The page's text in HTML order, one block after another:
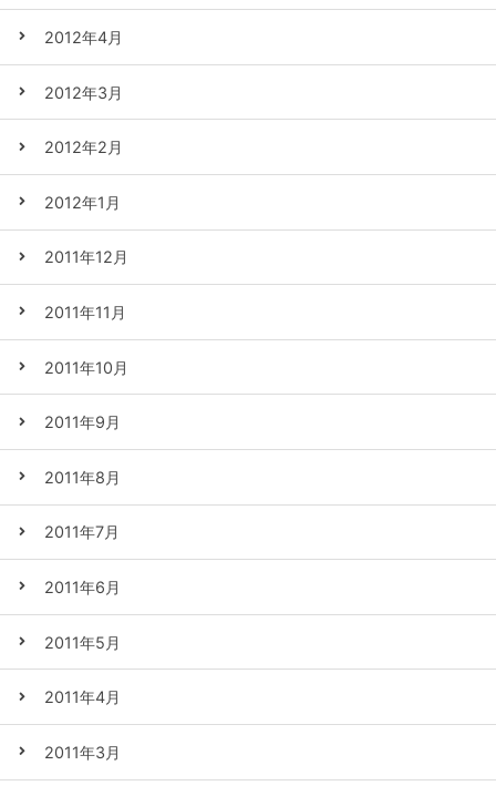
2012年4月
2012年3月
2012年2月
2012年1月
2011年12月
2011年11月
2011年10月
2011年9月
2011年8月
2011年7月
2011年6月
2011年5月
2011年4月
2011年3月